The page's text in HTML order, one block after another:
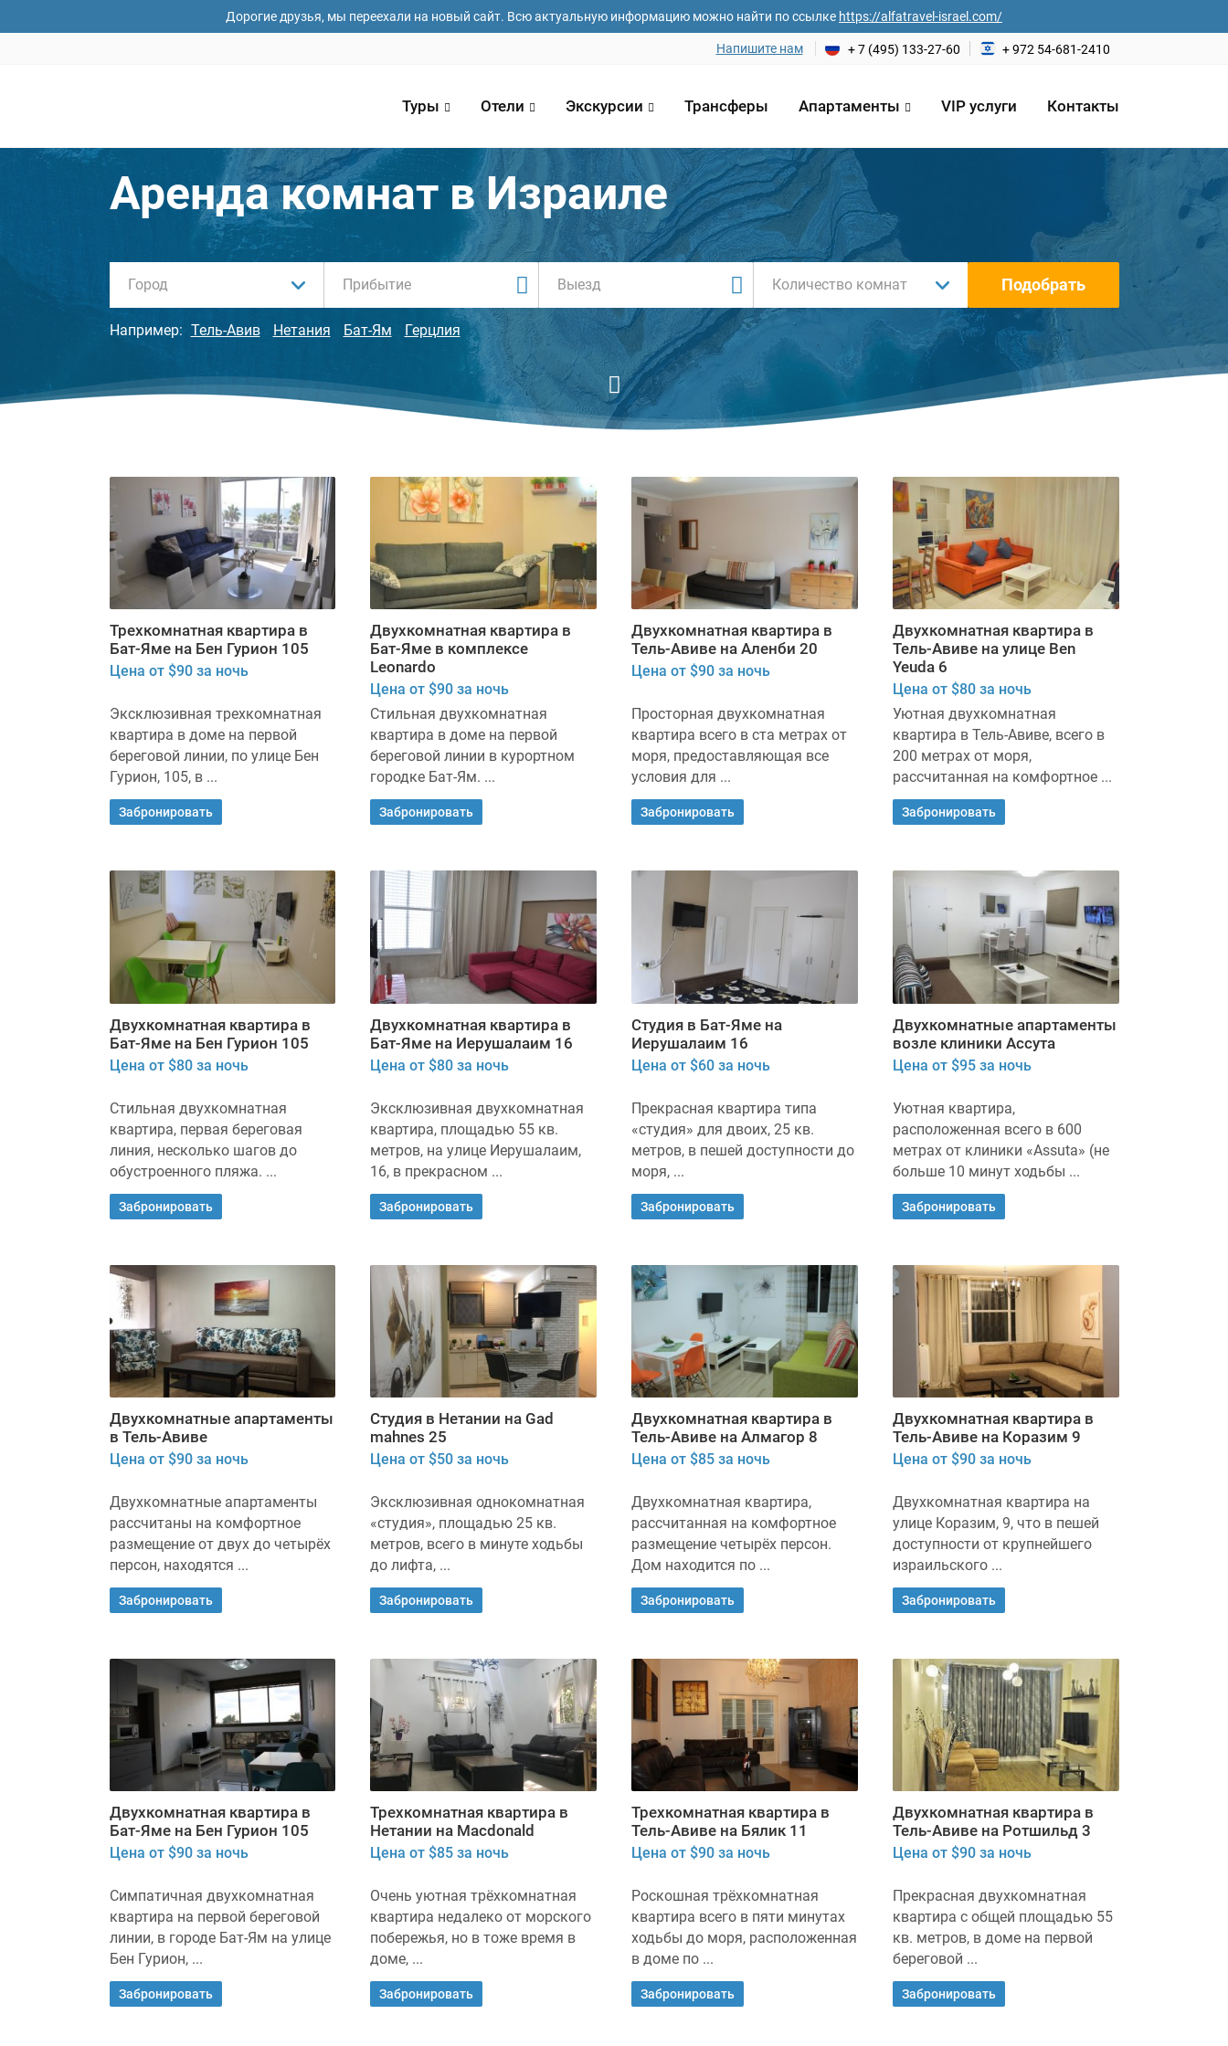
Дорогие друзья, мы переехали на новый сайт. Всю актуальную информацию можно найти по ссылке https://alfatravel-israel.com/
Напишите нам + 7 (495) 133-27-60 + 972 54-681-2410
Туры Отели Экскурсии Трансферы Апартаменты VIP услуги Контакты
Аренда комнат в Израиле
Город Количество комнат Подобрать
Например: Тель-Авив Нетания Бат-Ям Герцлия
Трехкомнатная квартира в
Бат-Яме на Бен Гурион 105
Цена от $90 за ночь
Эксклюзивная трехкомнатная
квартира в доме на первой
береговой линии, по улице Бен
Гурион, 105, в ...
Забронировать
Двухкомнатная квартира в
Бат-Яме в комплексе
Leonardo
Цена от $90 за ночь
Стильная двухкомнатная
квартира в доме на первой
береговой линии в курортном
городке Бат-Ям. ...
Забронировать
Двухкомнатная квартира в
Тель-Авиве на Аленби 20
Цена от $90 за ночь
Просторная двухкомнатная
квартира всего в ста метрах от
моря, предоставляющая все
условия для ...
Забронировать
Двухкомнатная квартира в
Тель-Авиве на улице Ben
Yeuda 6
Цена от $80 за ночь
Уютная двухкомнатная
квартира в Тель-Авиве, всего в
200 метрах от моря,
рассчитанная на комфортное ...
Забронировать
Двухкомнатная квартира в
Бат-Яме на Бен Гурион 105
Цена от $80 за ночь
Стильная двухкомнатная
квартира, первая береговая
линия, несколько шагов до
обустроенного пляжа. ...
Забронировать
Двухкомнатная квартира в
Бат-Яме на Иерушалаим 16
Цена от $80 за ночь
Эксклюзивная двухкомнатная
квартира, площадью 55 кв.
метров, на улице Иерушалаим,
16, в прекрасном ...
Забронировать
Студия в Бат-Яме на
Иерушалаим 16
Цена от $60 за ночь
Прекрасная квартира типа
«студия» для двоих, 25 кв.
метров, в пешей доступности до
моря, ...
Забронировать
Двухкомнатные апартаменты
возле клиники Ассута
Цена от $95 за ночь
Уютная квартира,
расположенная всего в 600
метрах от клиники «Assuta» (не
больше 10 минут ходьбы ...
Забронировать
Двухкомнатные апартаменты
в Тель-Авиве
Цена от $90 за ночь
Двухкомнатные апартаменты
рассчитаны на комфортное
размещение от двух до четырёх
персон, находятся ...
Забронировать
Студия в Нетании на Gad
mahnes 25
Цена от $50 за ночь
Эксклюзивная однокомнатная
«студия», площадью 25 кв.
метров, всего в минуте ходьбы
до лифта, ...
Забронировать
Двухкомнатная квартира в
Тель-Авиве на Алмагор 8
Цена от $85 за ночь
Двухкомнатная квартира,
рассчитанная на комфортное
размещение четырёх персон.
Дом находится по ...
Забронировать
Двухкомнатная квартира в
Тель-Авиве на Коразим 9
Цена от $90 за ночь
Двухкомнатная квартира на
улице Коразим, 9, что в пешей
доступности от крупнейшего
израильского ...
Забронировать
Двухкомнатная квартира в
Бат-Яме на Бен Гурион 105
Цена от $90 за ночь
Симпатичная двухкомнатная
квартира на первой береговой
линии, в городе Бат-Ям на улице
Бен Гурион, ...
Забронировать
Трехкомнатная квартира в
Нетании на Macdonald
Цена от $85 за ночь
Очень уютная трёхкомнатная
квартира недалеко от морского
побережья, но в тоже время в
доме, ...
Забронировать
Трехкомнатная квартира в
Тель-Авиве на Бялик 11
Цена от $90 за ночь
Роскошная трёхкомнатная
квартира всего в пяти минутах
ходьбы до моря, расположенная
в доме по ...
Забронировать
Двухкомнатная квартира в
Тель-Авиве на Ротшильд 3
Цена от $90 за ночь
Прекрасная двухкомнатная
квартира с общей площадью 55
кв. метров, в доме на первой
береговой ...
Забронировать